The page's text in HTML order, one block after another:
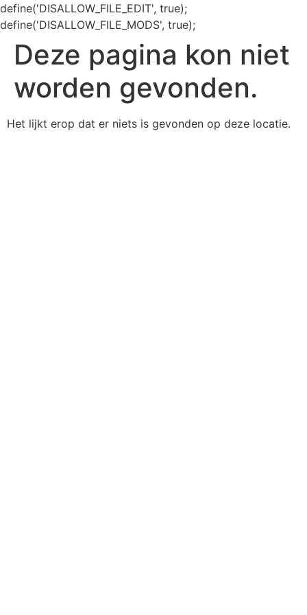
define('DISALLOW_FILE_EDIT', true);
define('DISALLOW_FILE_MODS', true);
Deze pagina kon niet
worden gevonden.
Het lijkt erop dat er niets is gevonden op deze locatie.